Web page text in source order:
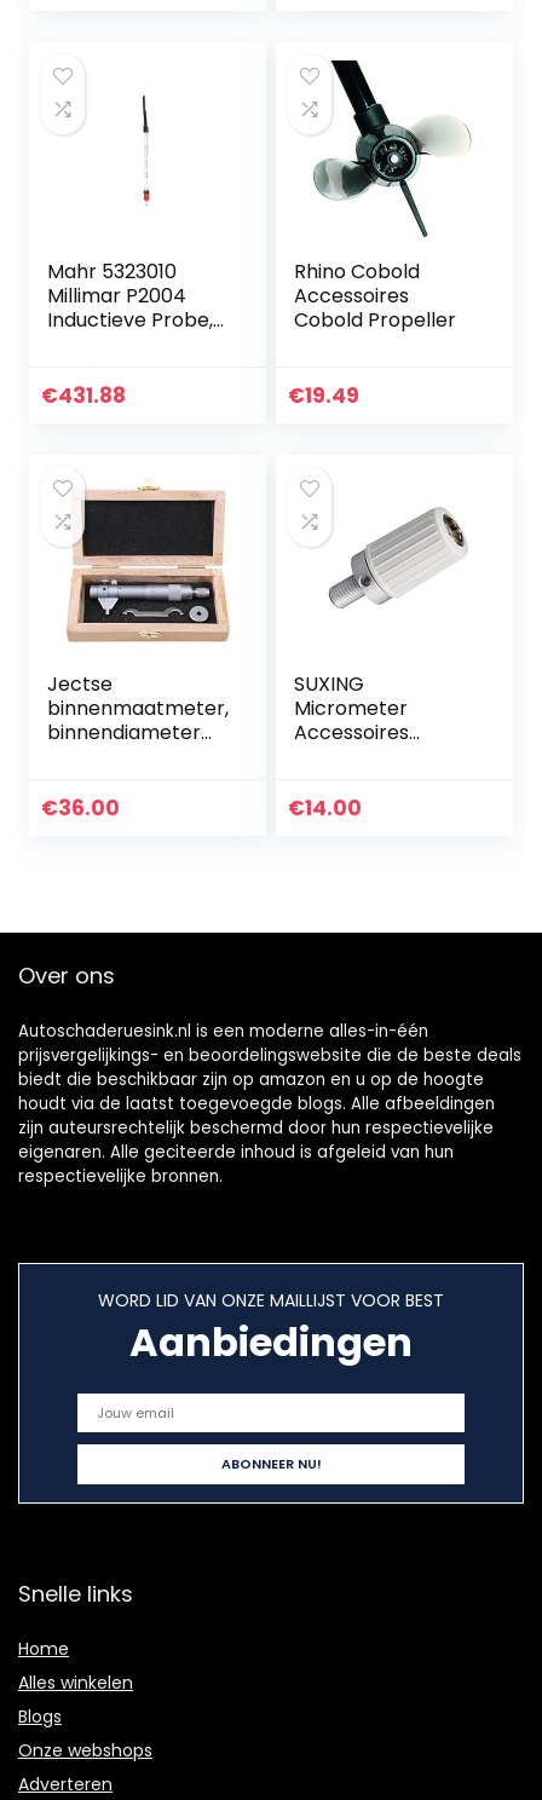
Mahr 5323010
Millimar P2004
Inductieve Probe,
€431.88
Rhino Cobold
Accessoires
Cobold Propeller
€19.49
Jectse
binnenmaatmeter,
binnendiameter
binnenmicrometer
€36.00
SUXING
Micrometer
Accessoires
Schroefdraadscha
€14.00
Over ons
Autoschaderuesink.nl is een moderne alles-in-één
prijsvergelijkings- en beoordelingswebsite die de beste deals
biedt die beschikbaar zijn op amazon en u op de hoogte
houdt via de laatst toegevoegde blogs. Alle afbeeldingen
zijn auteursrechtelijk beschermd door hun respectievelijke
eigenaren. Alle geciteerde inhoud is afgeleid van hun
respectievelijke bronnen.
WORD LID VAN ONZE MAILLIJST VOOR BEST
Aanbiedingen
Snelle links
Home
Alles winkelen
Blogs
Onze webshops
Adverteren